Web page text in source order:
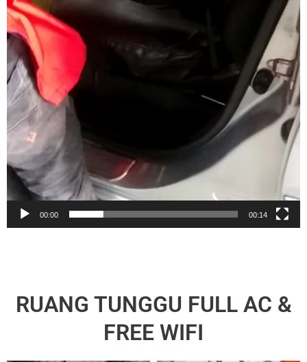
00:00 00:14
RUANG TUNGGU FULL AC &
FREE WIFI